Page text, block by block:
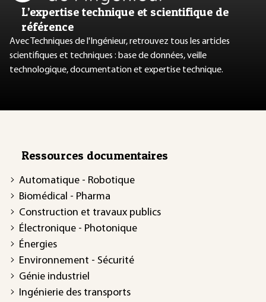
L’expertise technique et scientifique de
référence
Avec Techniques de l'Ingénieur, retrouvez tous les articles
scientifiques et techniques : base de données, veille
technologique, documentation et expertise technique.
Ressources documentaires
Automatique - Robotique
Biomédical - Pharma
Construction et travaux publics
Électronique - Photonique
Énergies
Environnement - Sécurité
Génie industriel
Ingénierie des transports